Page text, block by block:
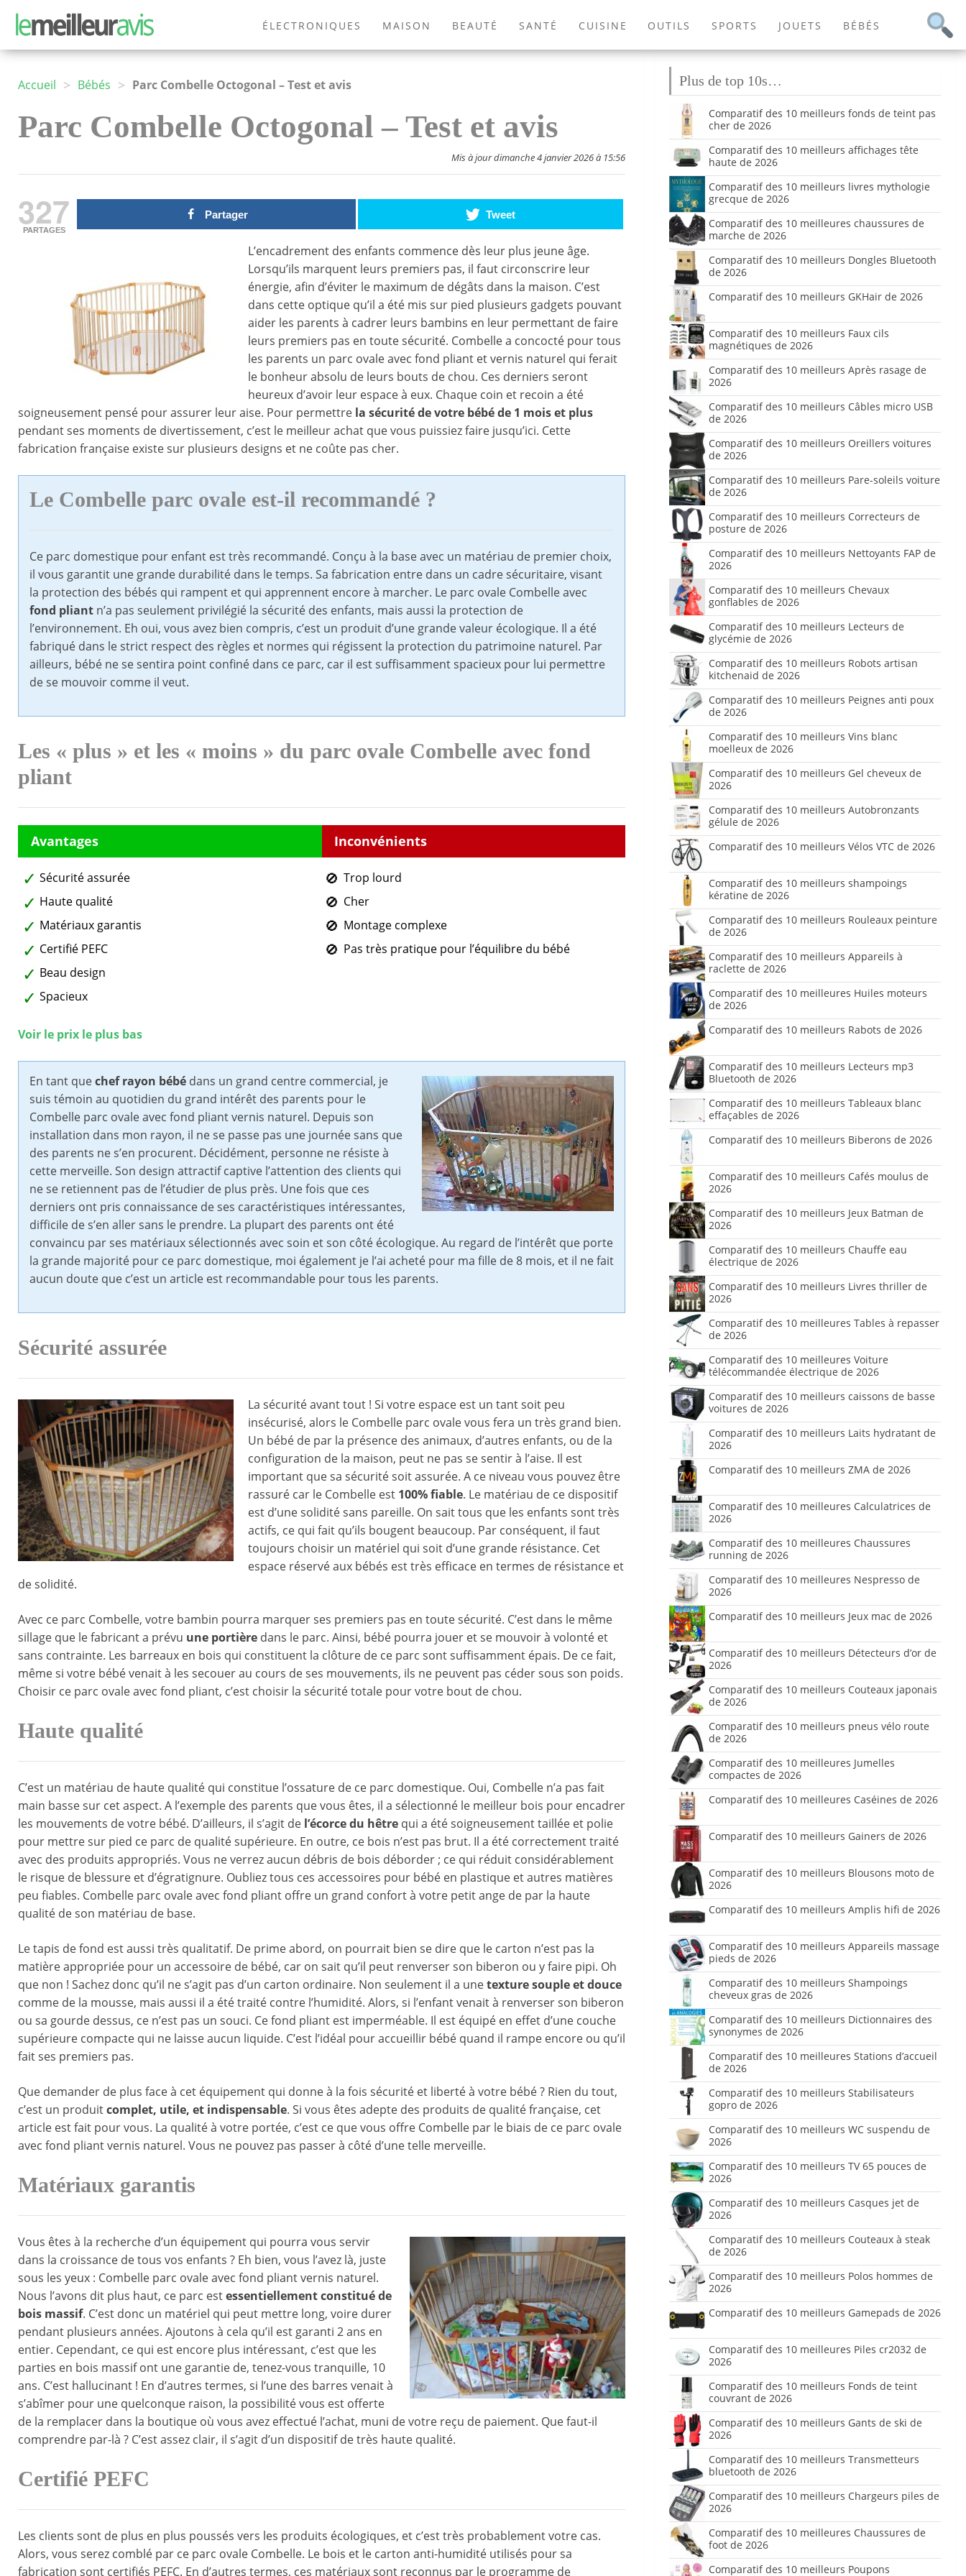
ÉLECTRONIQUES MAISON BEAUTÉ SANTÉ CUISINE OUTILS SPORTS JOUETS BÉBÉS
MODE EXTÉRIEUR ANIMAUX JEUX VIDÉOS LIVRES
Accueil > Bébés > Parc Combelle Octogonal – Test et avis
Parc Combelle Octogonal – Test et avis
Mis à jour dimanche 4 janvier 2026 à 15:56
327
PARTAGES
Partager Tweet
L’encadrement des enfants commence dès leur plus jeune âge.
Lorsqu’ils marquent leurs premiers pas, il faut circonscrire leur
énergie, afin d’éviter le maximum de dégâts dans la maison. C’est
dans cette optique qu’il a été mis sur pied plusieurs gadgets pouvant
aider les parents à cadrer leurs bambins en leur permettant de faire
leurs premiers pas en toute sécurité. Combelle a concocté pour tous
les parents un parc ovale avec fond pliant et vernis naturel qui ferait
le bonheur absolu de leurs bouts de chou. Ces derniers seront
heureux d’avoir leur espace à eux. Chaque coin et recoin a été
soigneusement pensé pour assurer leur aise. Pour permettre la sécurité de votre bébé de 1 mois et plus
pendant ses moments de divertissement, c’est le meilleur achat que vous puissiez faire jusqu’ici. Cette
fabrication française existe sur plusieurs designs et ne coûte pas cher.
Le Combelle parc ovale est-il recommandé ?
Ce parc domestique pour enfant est très recommandé. Conçu à la base avec un matériau de premier choix,
il vous garantit une grande durabilité dans le temps. Sa fabrication entre dans un cadre sécuritaire, visant
la protection des bébés qui rampent et qui apprennent encore à marcher. Le parc ovale Combelle avec
fond pliant n’a pas seulement privilégié la sécurité des enfants, mais aussi la protection de
l’environnement. Eh oui, vous avez bien compris, c’est un produit d’une grande valeur écologique. Il a été
fabriqué dans le strict respect des règles et normes qui régissent la protection du patrimoine naturel. Par
ailleurs, bébé ne se sentira point confiné dans ce parc, car il est suffisamment spacieux pour lui permettre
de se mouvoir comme il veut.
Les « plus » et les « moins » du parc ovale Combelle avec fond
pliant
Sécurité assurée
Haute qualité
Matériaux garantis
Certifié PEFC
Beau design
Spacieux
Trop lourd
Cher
Montage complexe
Pas très pratique pour l’équilibre du bébé
Voir le prix le plus bas
En tant quechef rayon bébé dans un grand centre commercial, je
suis témoin au quotidien du grand intérêt des parents pour le
Combelle parc ovale avec fond pliant vernis naturel. Depuis son
installation dans mon rayon, il ne se passe pas une journée sans que
des parents ne s’en procurent. Décidément, personne ne résiste à
cette merveille. Son design attractif captive l’attention des clients qui
ne se retiennent pas de l’étudier de plus près. Une fois que ces
derniers ont pris connaissance de ses caractéristiques intéressantes,
difficile de s’en aller sans le prendre. La plupart des parents ont été
convaincu par ses matériaux sélectionnés avec soin et son côté écologique. Au regard de l’intérêt que porte
la grande majorité pour ce parc domestique, moi également je l’ai acheté pour ma fille de 8 mois, et il ne fait
aucun doute que c’est un article est recommandable pour tous les parents.
Sécurité assurée
La sécurité avant tout ! Si votre espace est un tant soit peu
insécurisé, alors le Combelle parc ovale vous fera un très grand bien.
Un bébé de par la présence des animaux, d’autres enfants, ou de la
configuration de la maison, peut ne pas se sentir à l’aise. Il est
important que sa sécurité soit assurée. A ce niveau vous pouvez être
rassuré car le Combelle est 100% fiable. Le matériau de ce dispositif
est d’une solidité sans pareille. On sait tous que les enfants sont très
actifs, ce qui fait qu’ils bougent beaucoup. Par conséquent, il faut
toujours choisir un matériel qui soit d’une grande résistance. Cet
espace réservé aux bébés est très efficace en termes de résistance et
de solidité.
Avec ce parc Combelle, votre bambin pourra marquer ses premiers pas en toute sécurité. C’est dans le même
sillage que le fabricant a prévu une portière dans le parc. Ainsi, bébé pourra jouer et se mouvoir à volonté et
sans contrainte. Les barreaux en bois qui constituent la clôture de ce parc sont suffisamment épais. De ce fait,
même si votre bébé venait à les secouer au cours de ses mouvements, ils ne peuvent pas céder sous son poids.
Choisir ce parc ovale avec fond pliant, c’est choisir la sécurité totale pour votre bout de chou.
Haute qualité
C’est un matériau de haute qualité qui constitue l’ossature de ce parc domestique. Oui, Combelle n’a pas fait
main basse sur cet aspect. A l’exemple des parents que vous êtes, il a sélectionné le meilleur bois pour encadrer
les mouvements de votre bébé. D’ailleurs, il s’agit de l’écorce du hêtre qui a été soigneusement taillée et polie
pour mettre sur pied ce parc de qualité supérieure. En outre, ce bois n’est pas brut. Il a été correctement traité
avec des produits appropriés. Vous ne verrez aucun débris de bois déborder ; ce qui réduit considérablement
le risque de blessure et d’égratignure. Oubliez tous ces accessoires pour bébé en plastique et autres matières
peu fiables. Combelle parc ovale avec fond pliant offre un grand confort à votre petit ange de par la haute
qualité de son matériau de base.
Le tapis de fond est aussi très qualitatif. De prime abord, on pourrait bien se dire que le carton n’est pas la
matière appropriée pour un accessoire de bébé, car on sait qu’il peut renverser son biberon ou y faire pipi. Oh
que non ! Sachez donc qu’il ne s’agit pas d’un carton ordinaire. Non seulement il a unetexture souple et douce
comme de la mousse, mais aussi il a été traité contre l’humidité. Alors, si l’enfant venait à renverser son biberon
ou sa gourde dessus, ce n’est pas un souci. Ce fond pliant est imperméable. Il est équipé en effet d’une couche
supérieure compacte qui ne laisse aucun liquide. C’est l’idéal pour accueillir bébé quand il rampe encore ou qu’il
fait ses premiers pas.
Que demander de plus face à cet équipement qui donne à la fois sécurité et liberté à votre bébé ? Rien du tout,
c’est un produitcomplet, utile, et indispensable. Si vous êtes adepte des produits de qualité française, cet
article est fait pour vous. La qualité à votre portée, c’est ce que vous offre Combelle par le biais de ce parc ovale
avec fond pliant vernis naturel. Vous ne pouvez pas passer à côté d’une telle merveille.
Matériaux garantis
Vous êtes à la recherche d’un équipement qui pourra vous servir
dans la croissance de tous vos enfants ? Eh bien, vous l’avez là, juste
sous les yeux : Combelle parc ovale avec fond pliant vernis naturel.
Nous l’avons dit plus haut, ce parc estessentiellement constitué de
bois massif. C’est donc un matériel qui peut mettre long, voire durer
pendant plusieurs années. Ajoutons à cela qu’il est garanti 2 ans en
entier. Cependant, ce qui est encore plus intéressant, c’est que les
parties en bois massif ont une garantie de, tenez-vous tranquille, 10
ans. C’est hallucinant ! En d’autres termes, si l’une des barres venait à
s’abîmer pour une quelconque raison, la possibilité vous est offerte
de la remplacer dans la boutique où vous avez effectué l’achat, muni de votre reçu de paiement. Que faut-il
comprendre par-là ? C’est assez clair, il s’agit d’un dispositif de très haute qualité.
Certifié PEFC
Les clients sont de plus en plus poussés vers les produits écologiques, et c’est très probablement votre cas.
Alors, vous serez comblé par ce parc ovale Combelle. Le bois et le carton anti-humidité utilisés pour sa
fabrication sont certifiés PEFC. En d’autres termes, ces matériaux sont reconnus par le programme de
Plus de top 10s…
Comparatif des 10 meilleurs fonds de teint pas
cher de 2026
Comparatif des 10 meilleurs affichages tête
haute de 2026
Comparatif des 10 meilleurs livres mythologie
grecque de 2026
Comparatif des 10 meilleures chaussures de
marche de 2026
Comparatif des 10 meilleurs Dongles Bluetooth
de 2026
Comparatif des 10 meilleurs GKHair de 2026
Comparatif des 10 meilleurs Faux cils
magnétiques de 2026
Comparatif des 10 meilleurs Après rasage de
2026
Comparatif des 10 meilleurs Câbles micro USB
de 2026
Comparatif des 10 meilleurs Oreillers voitures
de 2026
Comparatif des 10 meilleurs Pare-soleils voiture
de 2026
Comparatif des 10 meilleurs Correcteurs de
posture de 2026
Comparatif des 10 meilleurs Nettoyants FAP de
2026
Comparatif des 10 meilleurs Chevaux
gonflables de 2026
Comparatif des 10 meilleurs Lecteurs de
glycémie de 2026
Comparatif des 10 meilleurs Robots artisan
kitchenaid de 2026
Comparatif des 10 meilleurs Peignes anti poux
de 2026
Comparatif des 10 meilleurs Vins blanc
moelleux de 2026
Comparatif des 10 meilleurs Gel cheveux de
2026
Comparatif des 10 meilleurs Autobronzants
gélule de 2026
Comparatif des 10 meilleurs Vélos VTC de 2026
Comparatif des 10 meilleurs shampoings
kératine de 2026
Comparatif des 10 meilleurs Rouleaux peinture
de 2026
Comparatif des 10 meilleurs Appareils à
raclette de 2026
Comparatif des 10 meilleures Huiles moteurs
de 2026
Comparatif des 10 meilleurs Rabots de 2026
Comparatif des 10 meilleurs Lecteurs mp3
Bluetooth de 2026
Comparatif des 10 meilleurs Tableaux blanc
effaçables de 2026
Comparatif des 10 meilleurs Biberons de 2026
Comparatif des 10 meilleurs Cafés moulus de
2026
Comparatif des 10 meilleurs Jeux Batman de
2026
Comparatif des 10 meilleurs Chauffe eau
électrique de 2026
Comparatif des 10 meilleurs Livres thriller de
2026
Comparatif des 10 meilleures Tables à repasser
de 2026
Comparatif des 10 meilleures Voiture
télécommandée électrique de 2026
Comparatif des 10 meilleurs caissons de basse
voitures de 2026
Comparatif des 10 meilleurs Laits hydratant de
2026
Comparatif des 10 meilleurs ZMA de 2026
Comparatif des 10 meilleures Calculatrices de
2026
Comparatif des 10 meilleures Chaussures
running de 2026
Comparatif des 10 meilleures Nespresso de
2026
Comparatif des 10 meilleurs Jeux mac de 2026
Comparatif des 10 meilleurs Détecteurs d’or de
2026
Comparatif des 10 meilleurs Couteaux japonais
de 2026
Comparatif des 10 meilleurs pneus vélo route
de 2026
Comparatif des 10 meilleures Jumelles
compactes de 2026
Comparatif des 10 meilleures Caséines de 2026
Comparatif des 10 meilleurs Gainers de 2026
Comparatif des 10 meilleurs Blousons moto de
2026
Comparatif des 10 meilleurs Amplis hifi de 2026
Comparatif des 10 meilleurs Appareils massage
pieds de 2026
Comparatif des 10 meilleurs Shampoings
cheveux gras de 2026
Comparatif des 10 meilleurs Dictionnaires des
synonymes de 2026
Comparatif des 10 meilleures Stations d’accueil
de 2026
Comparatif des 10 meilleurs Stabilisateurs
gopro de 2026
Comparatif des 10 meilleurs WC suspendu de
2026
Comparatif des 10 meilleurs TV 65 pouces de
2026
Comparatif des 10 meilleurs Casques jet de
2026
Comparatif des 10 meilleurs Couteaux à steak
de 2026
Comparatif des 10 meilleurs Polos hommes de
2026
Comparatif des 10 meilleurs Gamepads de 2026
Comparatif des 10 meilleures Piles cr2032 de
2026
Comparatif des 10 meilleurs Fonds de teint
couvrant de 2026
Comparatif des 10 meilleurs Gants de ski de
2026
Comparatif des 10 meilleurs Transmetteurs
bluetooth de 2026
Comparatif des 10 meilleurs Chargeurs piles de
2026
Comparatif des 10 meilleures Chaussures de
foot de 2026
Comparatif des 10 meilleurs Poupons